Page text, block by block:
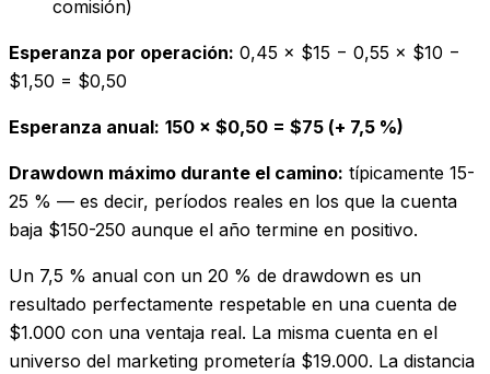
comisión)
Esperanza por operación: 0,45 × $15 − 0,55 × $10 −
$1,50 = $0,50
Esperanza anual: 150 × $0,50 = $75 (+ 7,5 %)
Drawdown máximo durante el camino: típicamente 15-
25 % — es decir, períodos reales en los que la cuenta
baja $150-250 aunque el año termine en positivo.
Un 7,5 % anual con un 20 % de drawdown es un
resultado perfectamente respetable en una cuenta de
$1.000 con una ventaja real. La misma cuenta en el
universo del marketing prometería $19.000. La distancia